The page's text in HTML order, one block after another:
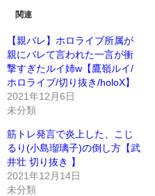
関連
【親バレ】ホロライブ所属が
親にバレて言われた一言が衝
撃すぎたルイ姉w【鷹嶺ルイ/
ホロライブ/切り抜き/holoX】
2021年12月6日
未分類
筋トレ発言で炎上した、こじ
るり(小島瑠璃子)の倒し方【武
井壮 切り抜き 】
2021年12月14日
未分類